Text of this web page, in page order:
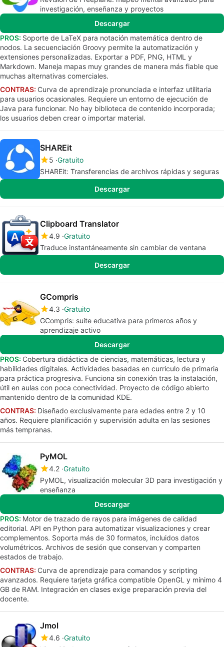
investigación, enseñanza y proyectos
Descargar
PROS: Soporte de LaTeX para notación matemática dentro de
nodos. La secuenciación Groovy permite la automatización y
extensiones personalizadas. Exportar a PDF, PNG, HTML y
Markdown. Maneja mapas muy grandes de manera más fiable que
muchas alternativas comerciales.
CONTRAS: Curva de aprendizaje pronunciada e interfaz utilitaria
para usuarios ocasionales. Requiere un entorno de ejecución de
Java para funcionar. No hay biblioteca de contenido incorporada;
los usuarios deben crear o importar material.
SHAREit
5 Gratuito
SHAREit: Transferencias de archivos rápidas y seguras
Descargar
Clipboard Translator
4.9 Gratuito
Traduce instantáneamente sin cambiar de ventana
Descargar
GCompris
4.3 Gratuito
GCompris: suite educativa para primeros años y
aprendizaje activo
Descargar
PROS: Cobertura didáctica de ciencias, matemáticas, lectura y
habilidades digitales. Actividades basadas en currículo de primaria
para práctica progresiva. Funciona sin conexión tras la instalación,
útil en aulas con poca conectividad. Proyecto de código abierto
mantenido dentro de la comunidad KDE.
CONTRAS: Diseñado exclusivamente para edades entre 2 y 10
años. Requiere planificación y supervisión adulta en las sesiones
más tempranas.
PyMOL
4.2 Gratuito
PyMOL, visualización molecular 3D para investigación y
enseñanza
Descargar
PROS: Motor de trazado de rayos para imágenes de calidad
editorial. API en Python para automatizar visualizaciones y crear
complementos. Soporta más de 30 formatos, incluidos datos
volumétricos. Archivos de sesión que conservan y comparten
estados de trabajo.
CONTRAS: Curva de aprendizaje para comandos y scripting
avanzados. Requiere tarjeta gráfica compatible OpenGL y mínimo 4
GB de RAM. Integración en clases exige preparación previa del
docente.
Jmol
4.6 Gratuito